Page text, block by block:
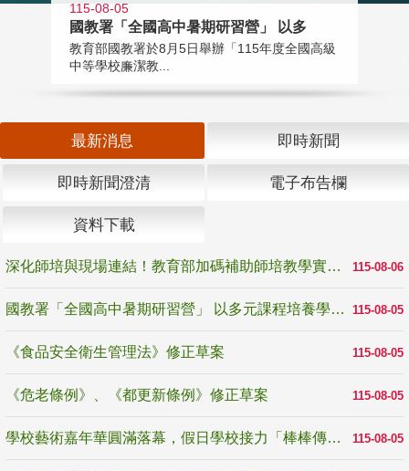
115-08-05
國教署「全國高中暑期研習營」 以多
教育部國教署於8月5日舉辦「115年度全國高級
中等學校廉潔教...
最新消息 即時新聞
即時新聞澄清 電子布告欄
資料下載
115-08-06
深化師培與現場連結！教育部加碼補助師培教學實踐研究 10月師培國際研討會交流教學實踐經驗
115-08-05
國教署「全國高中暑期研習營」 以多元課程培養學生瞭解誠信專業與倫理價值
115-08-05
《食品安全衛生管理法》修正草案
115-08-05
《危老條例》、《都更新條例》修正草案
115-08-05
學校藝術嘉年華圓滿落幕，假日學校接力「棒棒傳美感」